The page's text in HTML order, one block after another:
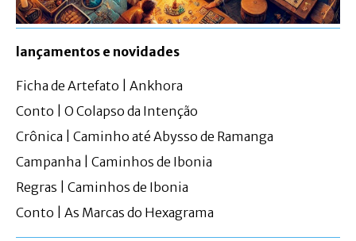
lançamentos e novidades
Ficha de Artefato | Ankhora
Conto | O Colapso da Intenção
Crônica | Caminho até Abysso de Ramanga
Campanha | Caminhos de Ibonia
Regras | Caminhos de Ibonia
Conto | As Marcas do Hexagrama